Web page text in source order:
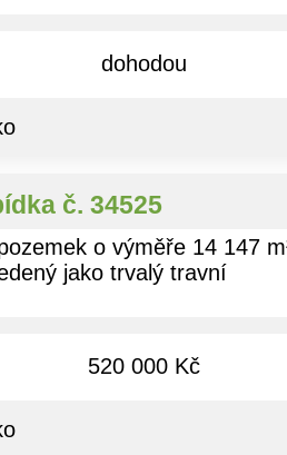
dohodou
č. 34525
o výměře 14 147
jako trvalý travní
520 000 Kč